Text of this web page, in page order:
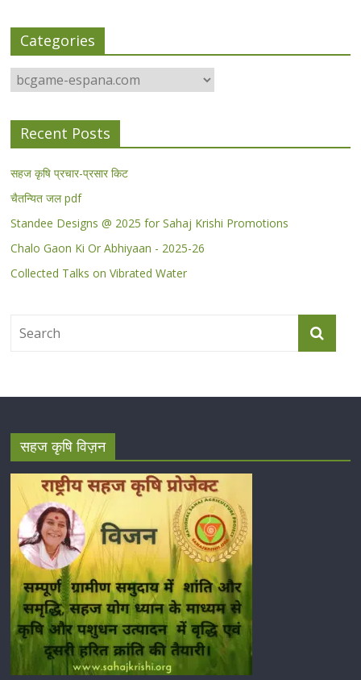
Categories
Categories
Recent Posts
सहज कृषि प्रचार-प्रसार किट
चैतन्यित जल pdf
Standee Designs @ 2025 for Sahaj Krishi Promotions
Chalo Gaon Ki Or Abhiyaan - 2025-26
Collected Talks on Vibrated Water
सहज कृषि विज़न